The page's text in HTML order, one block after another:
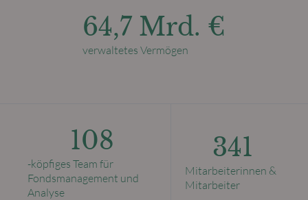
64,7 Mrd. €
verwaltetes Vermögen
108
-köpfiges Team für
Fondsmanagement und
Analyse
341
Mitarbeiterinnen &
Mitarbeiter